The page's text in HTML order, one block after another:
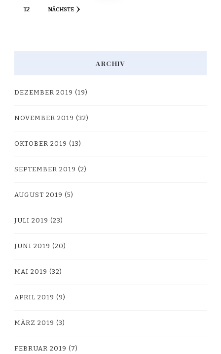
Beiträge
SEITE
12 NÄCHSTE
ARCHIV
DEZEMBER 2019 (19)
NOVEMBER 2019 (32)
OKTOBER 2019 (13)
SEPTEMBER 2019 (2)
AUGUST 2019 (5)
JULI 2019 (23)
JUNI 2019 (20)
MAI 2019 (32)
APRIL 2019 (9)
MÄRZ 2019 (3)
FEBRUAR 2019 (7)